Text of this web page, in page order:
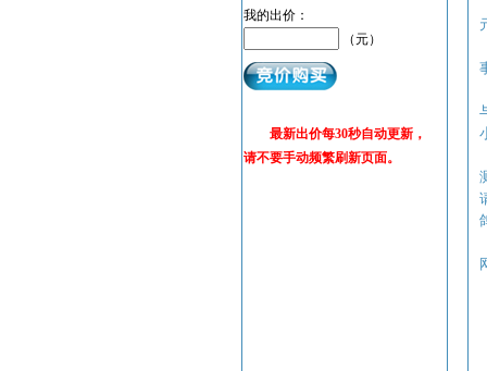
我的出价：
（元）
最新出价每30秒自动更新，
请不要手动频繁刷新页面。